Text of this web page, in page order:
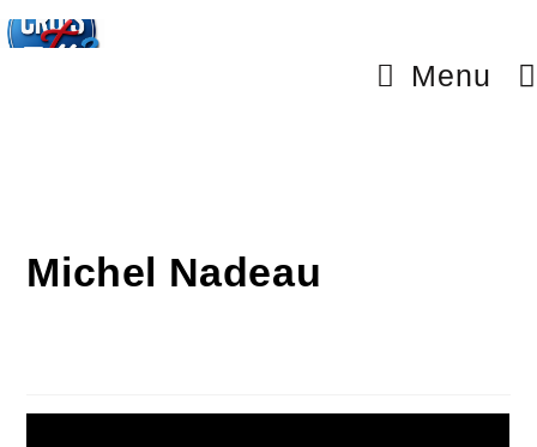
Menu
Michel Nadeau